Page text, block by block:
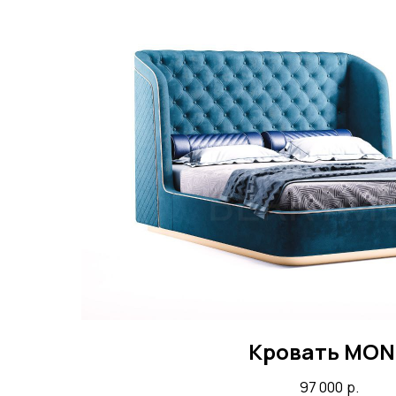
Кровать
97 000 р.